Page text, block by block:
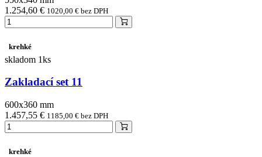
1.254,60 € 1020,00 € bez DPH
krehké
skladom 1ks
Zakladací set 11
600x360 mm
1.457,55 € 1185,00 € bez DPH
krehké